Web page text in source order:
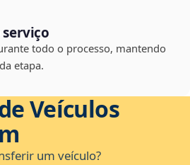
todo o processo, mantendo
etapa.
Veículos
um veículo?